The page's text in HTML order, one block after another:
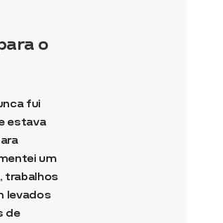
o
fui
estava
um
trabalhos
levados
de